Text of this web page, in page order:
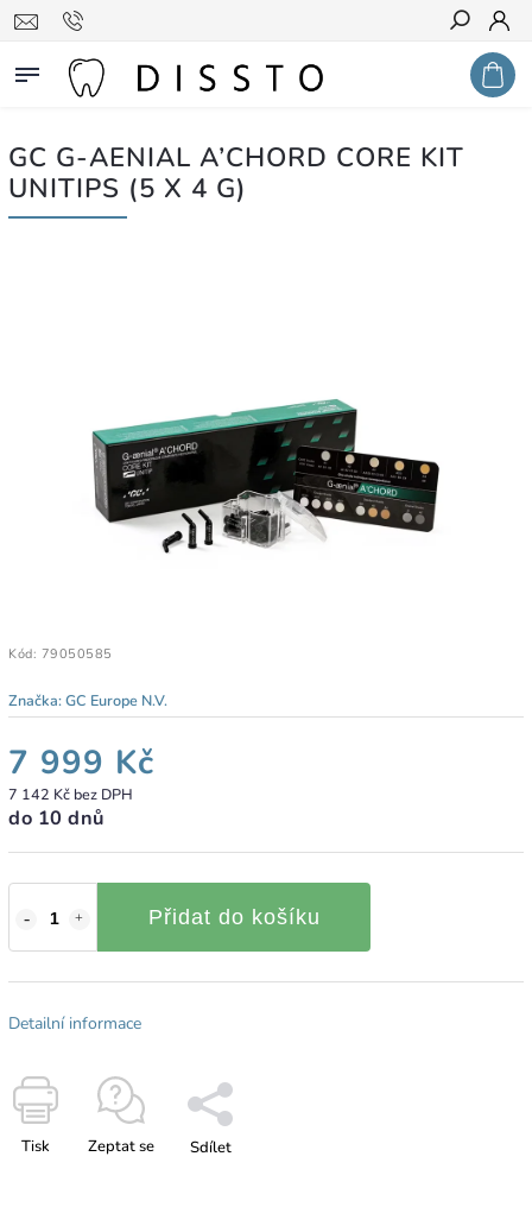
Hledat
GC G-AENIAL A’CHORD CORE KIT
UNITIPS (5 X 4 G)
Kód: 79050585
Značka:GC Europe N.V.
7 999 Kč
7 142 Kč bez DPH
do 10 dnů
Přidat do košíku
Detailní informace
Tisk Zeptat se Sdílet